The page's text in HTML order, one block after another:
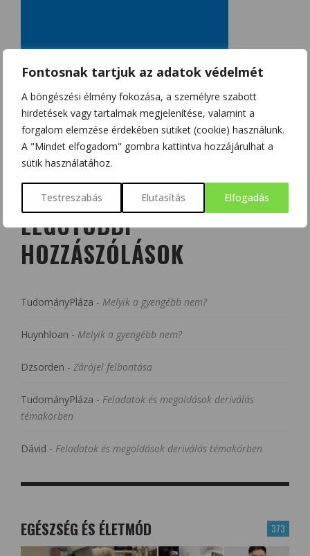
Fontosnak tartjuk az adatok védelmét
A böngészési élmény fokozása, a személyre szabott
hirdetések vagy tartalmak megjelenítése, valamint a
forgalom elemzése érdekében sütiket (cookie) használunk.
A "Mindet elfogadom" gombra kattintva hozzájárulhat a
sütik használatához.
Testreszabás Elutasítás Elfogadás
LEGUTÓBBI
HOZZÁSZÓLÁSOK
TudományPláza - Melyik a gyengébb nem?
Huynhloan - Melyik a gyengébb nem?
Dzsorden - Zárójel felbontása
TudományPláza - Feladatok és megoldások deriválás
témakörben
Dávid - Feladatok és megoldások deriválás témakörben
373
EGÉSZSÉG ÉS ÉLETMÓD